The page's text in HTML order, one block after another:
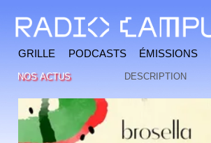
Grille Podcasts Émissions
Nos actus Description